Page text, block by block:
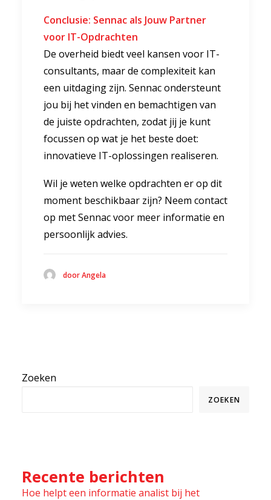
Conclusie: Sennac als Jouw Partner
voor IT-Opdrachten
De overheid biedt veel kansen voor IT-
consultants, maar de complexiteit kan
een uitdaging zijn. Sennac ondersteunt
jou bij het vinden en bemachtigen van
de juiste opdrachten, zodat jij je kunt
focussen op wat je het beste doet:
innovatieve IT-oplossingen realiseren.
Wil je weten welke opdrachten er op dit
moment beschikbaar zijn? Neem contact
op met Sennac voor meer informatie en
persoonlijk advies.
door Angela
Zoeken
ZOEKEN
Recente berichten
Hoe helpt een informatie analist bij het